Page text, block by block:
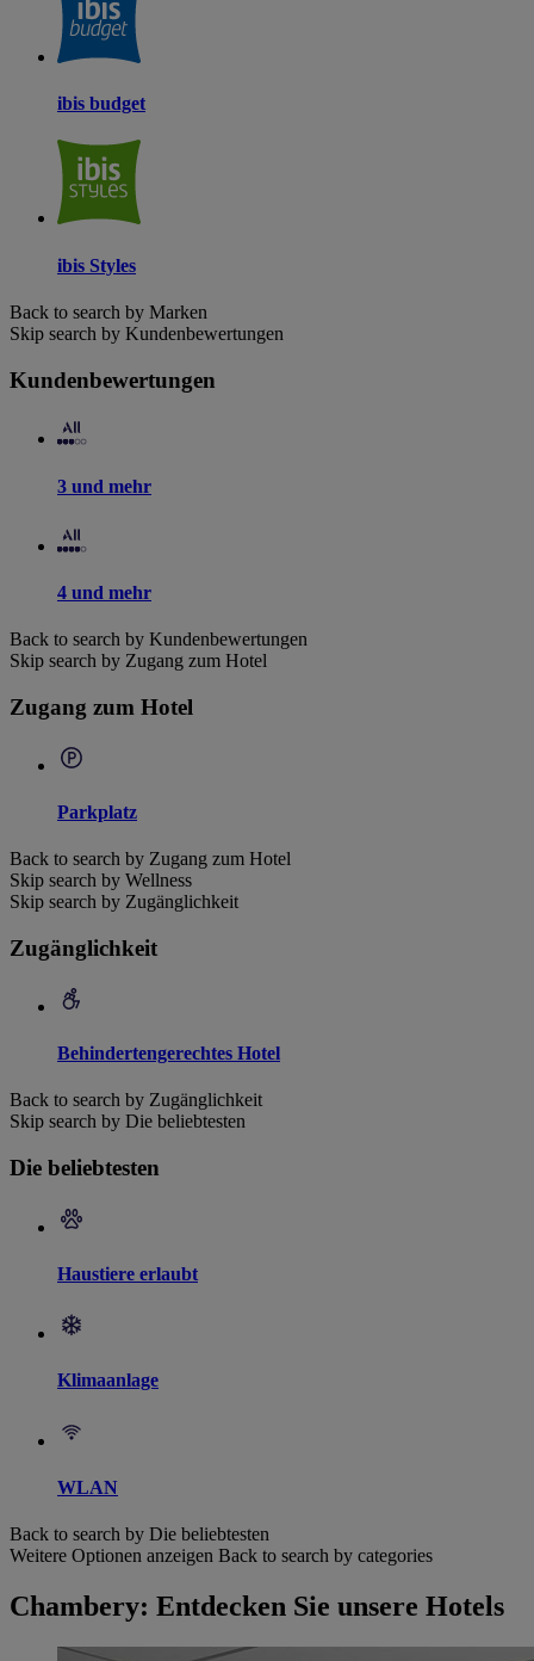
ibis budget
ibis Styles
Back to search by Marken
Skip search by Kundenbewertungen
Kundenbewertungen
3 und mehr
4 und mehr
Back to search by Kundenbewertungen
Skip search by Zugang zum Hotel
Zugang zum Hotel
Parkplatz
Back to search by Zugang zum Hotel
Skip search by Wellness
Skip search by Zugänglichkeit
Zugänglichkeit
Behindertengerechtes Hotel
Back to search by Zugänglichkeit
Skip search by Die beliebtesten
Die beliebtesten
Haustiere erlaubt
Klimaanlage
WLAN
Back to search by Die beliebtesten
Weitere Optionen anzeigen Back to search by categories
Chambery: Entdecken Sie unsere Hotels